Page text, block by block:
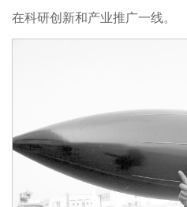
在科研创新和产业推广一线。